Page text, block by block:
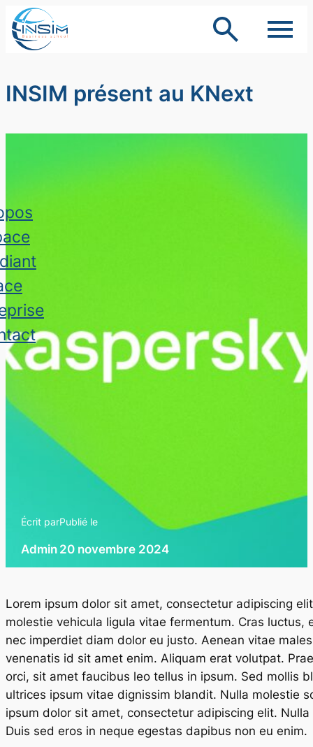
Aller
au
contenu
INSIM présent au KNext
Écrit par
Admin
Publié le
20 novembre 2024
Lorem ipsum dolor sit amet, consectetur adipiscing
molestie vehicula ligula vitae fermentum. Cras
nec imperdiet diam dolor eu justo. Aenean vitae
venenatis id sit amet enim. Aliquam erat volutpat.
orci, sit amet faucibus leo tellus in ipsum. Sed mollis
ultrices ipsum vitae dignissim blandit. Nulla molestie
ipsum dolor sit amet, consectetur adipiscing elit.
Duis sed eros in neque egestas dapibus non eu enim.